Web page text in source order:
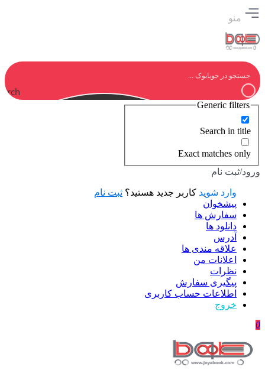
منو
Generic filters
Search in title
Exact matches only
ورود/ثبت نام
وارد شوید کاربر جدید هستید؟ ثبت نام
پیشخوان
سفارش ها
دانلود ها
آدرس
علاقه مندی ها
اعلانات من
نظرات
پیگیری سفارش
اطلاعات حساب كاربری
خروج
0